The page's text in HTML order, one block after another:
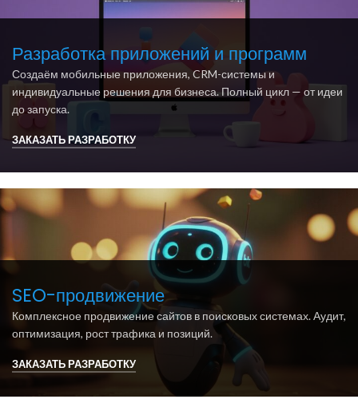
Разработка приложений и программ
Создаём мобильные приложения, CRM-системы и
индивидуальные решения для бизнеса. Полный цикл — от идеи
до запуска.
ЗАКАЗАТЬ РАЗРАБОТКУ
SEO-продвижение
Комплексное продвижение сайтов в поисковых системах. Аудит,
оптимизация, рост трафика и позиций.
ЗАКАЗАТЬ РАЗРАБОТКУ